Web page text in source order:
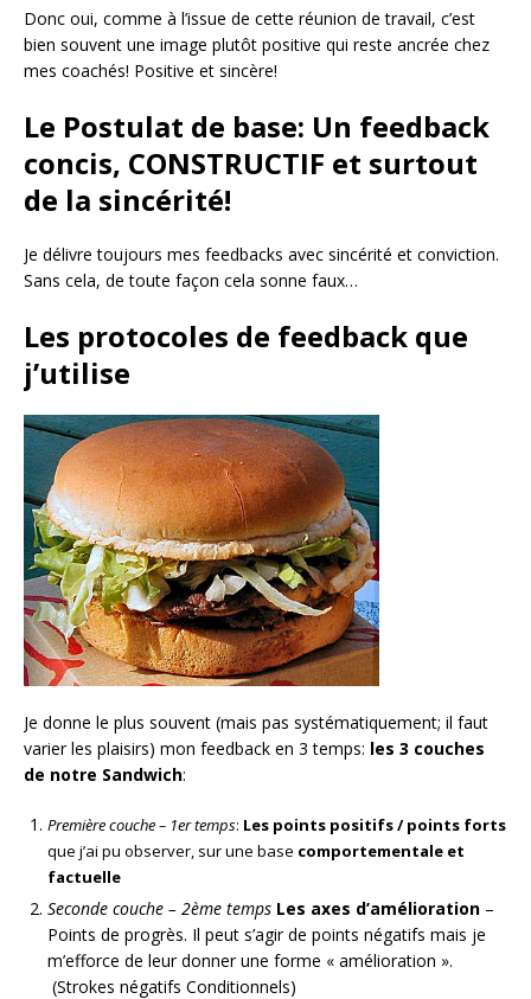
Donc oui, comme à l’issue de cette réunion de travail, c’est
bien souvent une image plutôt positive qui reste ancrée chez
mes coachés! Positive et sincère!
Le Postulat de base: Un feedback
concis, CONSTRUCTIF et surtout
de la sincérité!
Je délivre toujours mes feedbacks avec sincérité et conviction.
Sans cela, de toute façon cela sonne faux…
Les protocoles de feedback que
j’utilise
Je donne le plus souvent (mais pas systématiquement; il faut
varier les plaisirs) mon feedback en 3 temps: les 3 couches
de notre Sandwich:
Première couche – 1er temps: Les points positifs / points forts
que j’ai pu observer, sur une base comportementale et
factuelle
Seconde couche – 2ème temps Les axes d’amélioration –
Points de progrès. Il peut s’agir de points négatifs mais je
m’efforce de leur donner une forme « amélioration ».
(Strokes négatifs Conditionnels)